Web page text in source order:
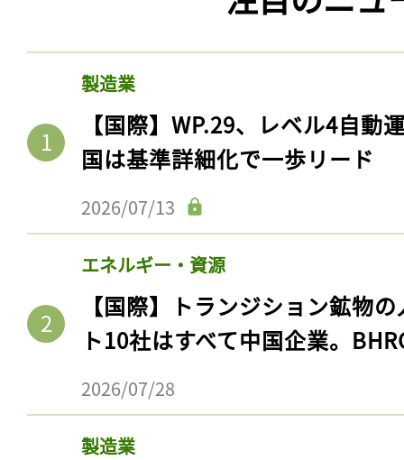
製造業
【国際】WP.29、レベル4自動
国は基準詳細化で一歩リード
2026/07/13
エネルギー・資源
【国際】トランジション鉱物
ト10社はすべて中国企業。
2026/07/28
製造業